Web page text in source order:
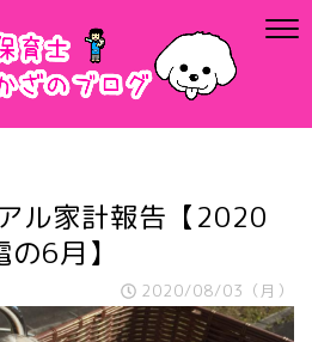
ル家計報告【2020
6月】
2020/08/03（月）